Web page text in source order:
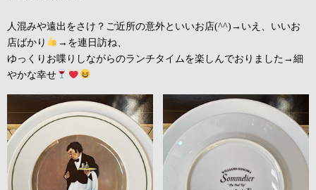
人混みや遠出をさけ？ご近所の意外といいお店(^^)→いえ、いいお
店ばかり
→を連日訪ね、
ゆっくりお喋りしながらのランチタイムを楽しんでおりました→細
やかな幸せ